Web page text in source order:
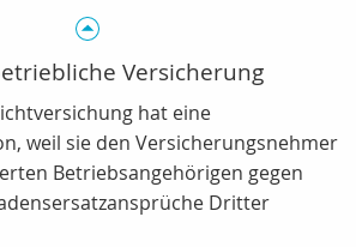
Versicherung
hat eine
weil sie den Versicherungsnehmer
Betriebsangehörigen gegen
Dritter